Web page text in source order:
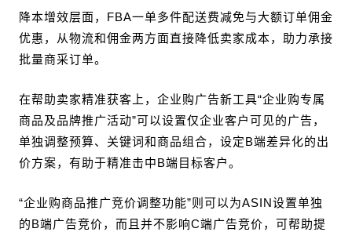
降本增效层面，FBA一单多件配送费减免与大额订单佣金
优惠，从物流和佣金两方面直接降低卖家成本，助力承接
批量商采订单。
在帮助卖家精准获客上，企业购广告新工具“企业购专属
商品及品牌推广活动”可以设置仅企业客户可见的广告，
单独调整预算、关键词和商品组合，设定B端差异化的出
价方案，有助于精准击中B端目标客户。
“企业购商品推广竞价调整功能”则可以为ASIN设置单独
的B端广告竞价，而且并不影响C端广告竞价，可帮助提